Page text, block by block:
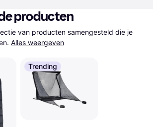
producten
van producten samengesteld die je
Alles weergeven
Trending